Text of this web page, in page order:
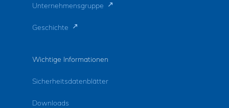
Unternehmensgruppe
Geschichte
Wichtige Informationen
Sicherheitsdatenblätter
Downloads